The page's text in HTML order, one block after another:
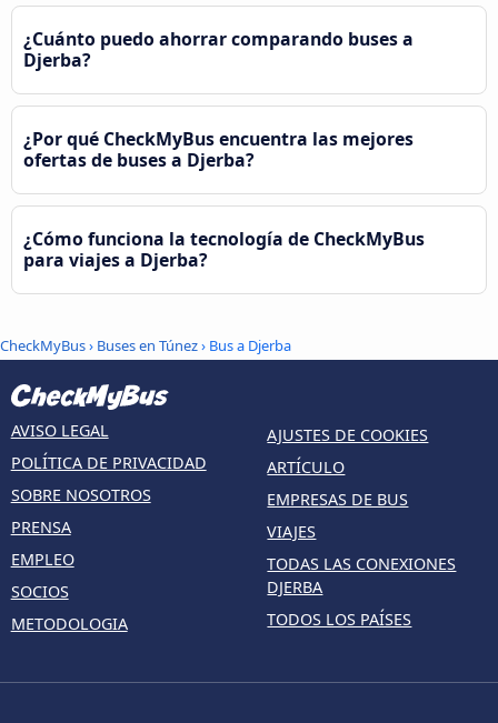
¿Cuánto puedo ahorrar comparando buses a
Djerba?
¿Por qué CheckMyBus encuentra las mejores
ofertas de buses a Djerba?
¿Cómo funciona la tecnología de CheckMyBus
para viajes a Djerba?
CheckMyBus› Buses en Túnez› Bus a Djerba
AVISO LEGAL
POLÍTICA DE PRIVACIDAD
SOBRE NOSOTROS
PRENSA
EMPLEO
SOCIOS
METODOLOGIA
AJUSTES DE COOKIES
ARTÍCULO
EMPRESAS DE BUS
VIAJES
TODAS LAS CONEXIONES
DJERBA
TODOS LOS PAÍSES